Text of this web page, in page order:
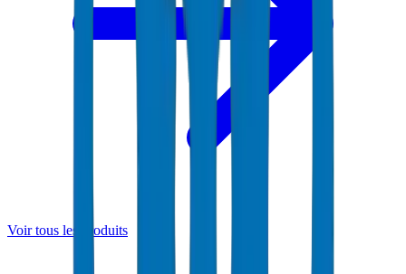
Voir tous les produits